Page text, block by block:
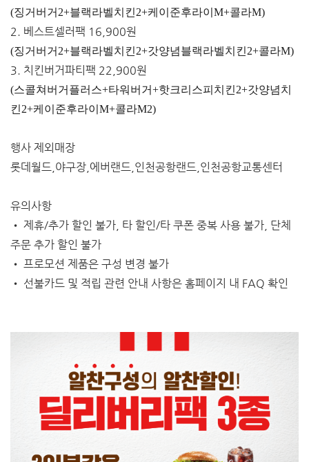
(징거버거2+블랙라벨치킨2+케이준후라이M+콜라M)
2. 베스트셀러팩 16,900원
(징거버거2+블랙라벨치킨2+갓양념블랙라벨치킨2+콜라M)
3. 치킨버거파티팩 22,900원
(스콜쳐버거플러스+타워버거+핫크리스피치킨2+갓양념치
킨2+케이준후라이M+콜라M2)
행사 제외매장
롯데월드,야구장,에버랜드,인천공항랜드,인천공항교통센터
유의사항
• 제휴/추가 할인 불가, 타 할인/타 쿠폰 중복 사용 불가, 단체
주문 추가 할인 불가
• 프로모션 제품은 구성 변경 불가
• 선불카드 및 적립 관련 안내 사항은 홈페이지 내 FAQ 확인